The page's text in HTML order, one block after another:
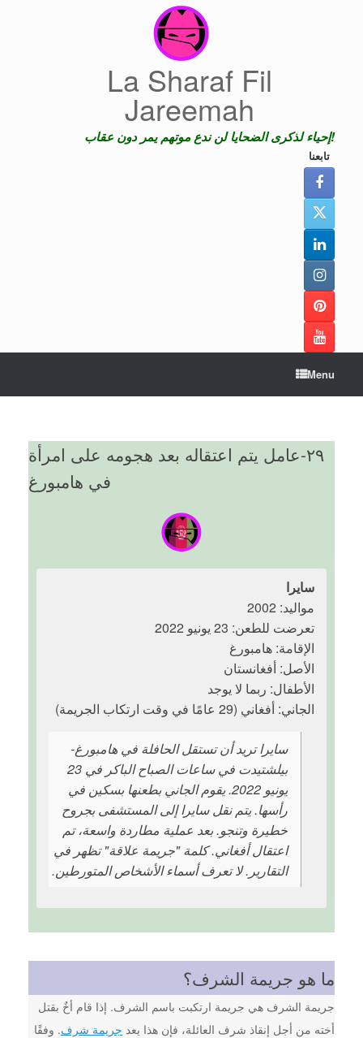
La Sharaf Fil
Jareemah
إحياء لذكرى الضحايا لن ندع موتهم يمر دون عقاب!
تابعنا
Menu
٢٩-عامل يتم اعتقاله بعد هجومه على امرأة
في هامبورغ
سايرا
مواليد: 2002
تعرضت للطعن: 23 يونيو 2022
الإقامة: هامبورغ
الأصل: أفغانستان
الأطفال: ربما لا يوجد
الجاني: أفغاني (29 عامًا في وقت ارتكاب الجريمة)
سايرا تريد أن تستقل الحافلة في هامبورغ-
بيلشتيدت في ساعات الصباح الباكر في 23
يونيو 2022. يقوم الجاني بطعنها بسكين في
رأسها. يتم نقل سايرا إلى المستشفى بجروح
خطيرة وتنجو. بعد عملية مطاردة واسعة، تم
اعتقال أفغاني. كلمة "جريمة علاقة" تظهر في
التقارير. لا تعرف أسماء الأشخاص المتورطين.
ما هو جريمة الشرف؟
جريمة الشرف هي جريمة ارتكبت باسم الشرف. إذا قام أخٌ بقتل
أخته من أجل إنقاذ شرف العائلة، فإن هذا يعد جريمة شرف. وفقًا